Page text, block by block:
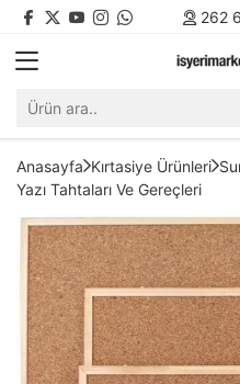
262
Anasayfa Kırtasiye Ürünleri
Yazı Tahtaları Ve Gereçleri